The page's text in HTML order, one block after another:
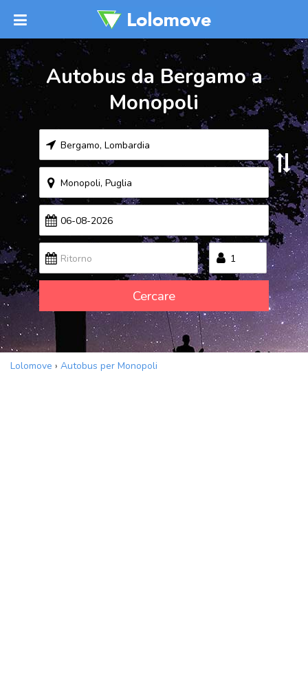
Autobus da Bergamo a
Monopoli
Cercare
Lolomove › Autobus per Monopoli